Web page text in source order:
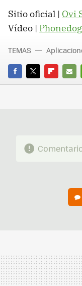
Sitio oficial | Ovi
Vídeo | Phonedog
FACEBOOK
TWITTERFLIPBOARD
E-
TEMAS